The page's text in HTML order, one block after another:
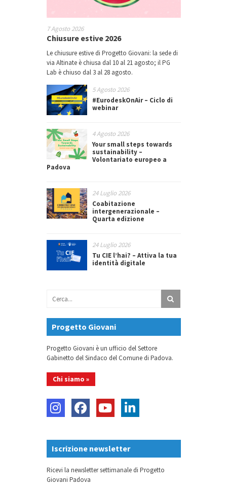
7 Agosto 2026
Chiusure estive 2026
Le chiusure estive di Progetto Giovani: la sede di
via Altinate è chiusa dal 10 al 21 agosto; il PG
Lab è chiuso dal 3 al 28 agosto.
5 Agosto 2026
#EurodeskOnAir – Ciclo di
webinar
4 Agosto 2026
Your small steps towards
sustainability –
Volontariato europeo a
Padova
24 Luglio 2026
Coabitazione
intergenerazionale –
Quarta edizione
24 Luglio 2026
Tu CIE l’hai? – Attiva la tua
identità digitale
Progetto Giovani
Progetto Giovani è un ufficio del Settore
Gabinetto del Sindaco del Comune di Padova.
Chi siamo »
Iscrizione newsletter
Ricevi la newsletter settimanale di Progetto
Giovani Padova